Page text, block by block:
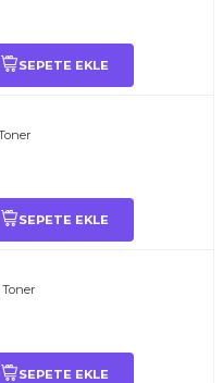
SEPETE EKLE
SEPETE EKLE
SEPETE EKLE